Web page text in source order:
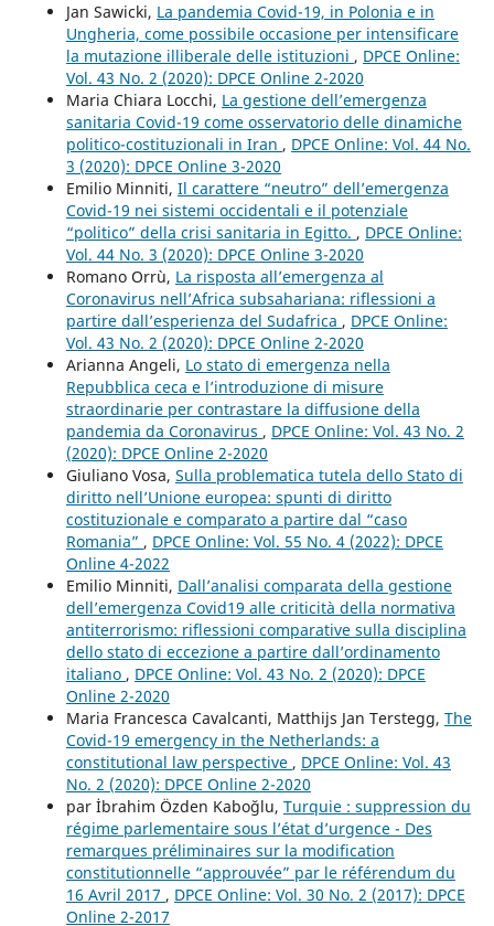
Jan Sawicki, La pandemia Covid-19, in Polonia e in
Ungheria, come possibile occasione per intensificare
la mutazione illiberale delle istituzioni , DPCE Online:
Vol. 43 No. 2 (2020): DPCE Online 2-2020
Maria Chiara Locchi, La gestione dell’emergenza
sanitaria Covid-19 come osservatorio delle dinamiche
politico-costituzionali in Iran , DPCE Online: Vol. 44 No.
3 (2020): DPCE Online 3-2020
Emilio Minniti, Il carattere “neutro” dell’emergenza
Covid-19 nei sistemi occidentali e il potenziale
“politico” della crisi sanitaria in Egitto. , DPCE Online:
Vol. 44 No. 3 (2020): DPCE Online 3-2020
Romano Orrù, La risposta all’emergenza al
Coronavirus nell’Africa subsahariana: riflessioni a
partire dall’esperienza del Sudafrica , DPCE Online:
Vol. 43 No. 2 (2020): DPCE Online 2-2020
Arianna Angeli, Lo stato di emergenza nella
Repubblica ceca e l’introduzione di misure
straordinarie per contrastare la diffusione della
pandemia da Coronavirus , DPCE Online: Vol. 43 No. 2
(2020): DPCE Online 2-2020
Giuliano Vosa, Sulla problematica tutela dello Stato di
diritto nell’Unione europea: spunti di diritto
costituzionale e comparato a partire dal “caso
Romania” , DPCE Online: Vol. 55 No. 4 (2022): DPCE
Online 4-2022
Emilio Minniti, Dall’analisi comparata della gestione
dell’emergenza Covid19 alle criticità della normativa
antiterrorismo: riflessioni comparative sulla disciplina
dello stato di eccezione a partire dall’ordinamento
italiano , DPCE Online: Vol. 43 No. 2 (2020): DPCE
Online 2-2020
Maria Francesca Cavalcanti, Matthijs Jan Terstegg, The
Covid-19 emergency in the Netherlands: a
constitutional law perspective , DPCE Online: Vol. 43
No. 2 (2020): DPCE Online 2-2020
par İbrahim Özden Kaboğlu, Turquie : suppression du
régime parlementaire sous l’état d’urgence - Des
remarques préliminaires sur la modification
constitutionnelle “approuvée” par le référendum du
16 Avril 2017 , DPCE Online: Vol. 30 No. 2 (2017): DPCE
Online 2-2017